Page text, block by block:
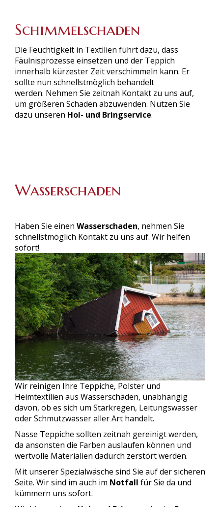
Schimmelschaden
Die Feuchtigkeit in Textilien führt dazu, dass
Fäulnisprozesse einsetzen und der Teppich
innerhalb kürzester Zeit verschimmeln kann. Er
sollte nun schnellstmöglich behandelt
werden. Nehmen Sie zeitnah Kontakt zu uns auf,
um größeren Schaden abzuwenden. Nutzen Sie
dazu unseren Hol- und Bringservice.
Wasserschaden
Haben Sie einen Wasserschaden, nehmen Sie
schnellstmöglich Kontakt zu uns auf. Wir helfen
sofort!
Wir reinigen Ihre Teppiche, Polster und
Heimtextilien aus Wasserschäden, unabhängig
davon, ob es sich um Starkregen, Leitungswasser
oder Schmutzwasser aller Art handelt.
Nasse Teppiche sollten zeitnah gereinigt werden,
da ansonsten die Farben auslaufen können und
wertvolle Materialien dadurch zerstört werden.
Mit unserer Spezialwäsche sind Sie auf der sicheren
Seite. Wir sind im auch im Notfall für Sie da und
kümmern uns sofort.